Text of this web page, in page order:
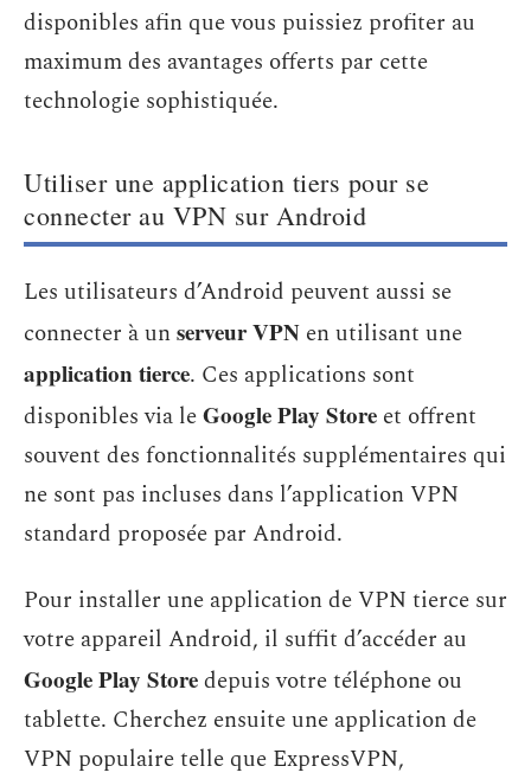
disponibles afin que vous puissiez profiter au
maximum des avantages offerts par cette
technologie sophistiquée.
Utiliser une application tiers pour se
connecter au VPN sur Android
Les utilisateurs d’Android peuvent aussi se
connecter à unserveur VPN en utilisant une
application tierce. Ces applications sont
disponibles via leGoogle Play Store et offrent
souvent des fonctionnalités supplémentaires qui
ne sont pas incluses dans l’application VPN
standard proposée par Android.
Pour installer une application de VPN tierce sur
votre appareil Android, il suffit d’accéder au
Google Play Storedepuis votre téléphone ou
tablette. Cherchez ensuite une application de
VPN populaire telle que ExpressVPN,